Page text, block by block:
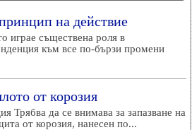
на действие
играе съществена роля в
към все по-бързи промени
от корозия
Трябва да се внимава за запазване на
от корозия, нанесен по...